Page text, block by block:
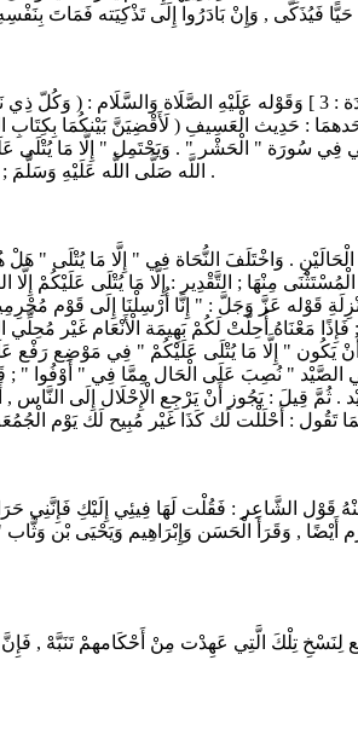
أَيْ يُقْرَأ عَلَيْكُمْ فِي الْقُرْآن وَالسُّنَّة مِنْ قَوْله تَعَالَى : " حُرِّمَتْ عَلَيْكُمْ
: حَدِيث الْعَسِيفِ ( لَأَقْضِيَنَّ بَيْنكُمَا
فِي سُورَة " الْحَشْر " . وَيَحْتَمِل " إِلَّا مَا
اللَّه صَلَّى اللَّه عَلَيْهِ وَسَلَّمَ ; فَيَكُون فِيهِ دَلِيل عَلَى جَوَاز تَأْخِير الْبَيَان عَنْ وَقْت لَا يُفْتَقَر فِيهِ إِلَى تَعْجِيل الْحَاجَة .
. وَاخْتَلَفَ النُّحَاة فِي " إِلَّا مَا يُتْلَى " هَلْ
مِنْهَا ; التَّقْدِير : إِلَّا مَا يُتْلَى
بِمَنْزِلَةِ قَوْله عَزَّ وَجَلَّ : " إِنَّا أُرْسِلْنَا إِلَى
مَعْنَاهُ أُحِلَّتْ لَكُمْ بَهِيمَة الْأَنْعَام غَيْر مُحِلِّي
أَنْ يَكُون " إِلَّا مَا يُتْلَى عَلَيْكُمْ " فِي مَوْضِع
" نُصِبَ عَلَى الْحَال مِمَّا فِي " أَوْفُوا " ;
ثُمَّ قِيلَ : يَجُوز أَنْ يَرْجِع الْإِحْلَال إِلَى النَّاس
قَوْل الشَّاعِر : فَقُلْت لَهَا فِيئِي إِلَيْكِ
أَيْضًا , وَقَرَأَ الْحَسَن وَإِبْرَاهِيم وَيَحْيَى بْن